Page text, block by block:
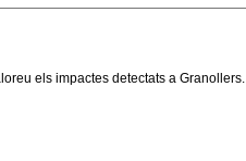
els impactes detectats a Granollers.